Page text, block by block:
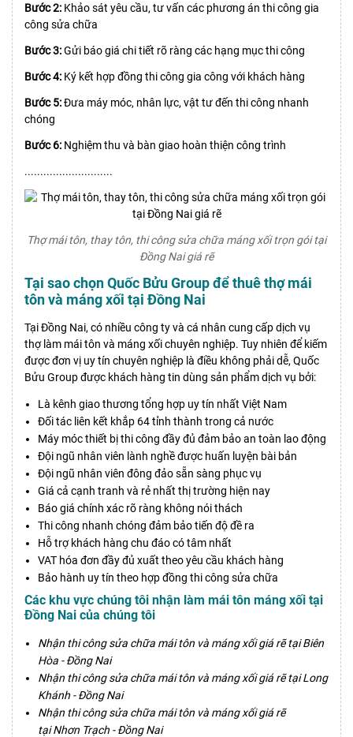
Bước 2: Khảo sát yêu cầu, tư vấn các phương án thi công gia
công sửa chữa
Bước 3:Gửi báo giá chi tiết rõ ràng các hạng mục thi công
Bước 4: Ký kết hợp đồng thi công gia công với khách hàng
Bước 5:Đưa máy móc, nhân lực, vật tư đến thi công nhanh
chóng
Bước 6: Nghiệm thu và bàn giao hoàn thiện công trình
............................
Thợ mái tôn, thay tôn, thi công sửa chữa máng xối trọn gói tại
Đồng Nai giá rẽ
Tại sao chọn Quốc Bửu Group để thuê thợ mái
tôn và máng xối tại Đồng Nai
Tại Đồng Nai, có nhiều công ty và cá nhân cung cấp dịch vụ
thợ làm mái tôn và máng xối chuyên nghiệp. Tuy nhiên để kiếm
được đơn vị uy tín chuyên nghiệp là điều không phải dễ, Quốc
Bửu Group được khách hàng tin dùng sản phẩm dịch vụ bởi:
Là kênh giao thương tổng hợp uy tín nhất Việt Nam
Đối tác liên kết khắp 64 tỉnh thành trong cả nước
Máy móc thiết bị thi công đầy đủ đảm bảo an toàn lao động
Đội ngũ nhân viên lành nghề được huấn luyện bài bản
Đội ngũ nhân viên đông đảo sẵn sàng phục vụ
Giá cả cạnh tranh và rẻ nhất thị trường hiện nay
Báo giá chính xác rõ ràng không nói thách
Thi công nhanh chóng đảm bảo tiến độ đề ra
Hỗ trợ khách hàng chu đáo có tâm nhất
VAT hóa đơn đầy đủ xuất theo yêu cầu khách hàng
Bảo hành uy tín theo hợp đồng thi công sửa chữa
Các khu vực chúng tôi nhận làm mái tôn máng xối tại
Đồng Nai của chúng tôi
Nhận thi công sửa chữa mái tôn và máng xối giá rẽ tại Biên
Hòa‎ - Đồng Nai
Nhận thi công sửa chữa mái tôn và máng xối giá rẽ tại Long
Khánh‎ - Đồng Nai
Nhận thi công sửa chữa mái tôn và máng xối giá rẽ
tại Nhơn Trạch - Đồng Nai